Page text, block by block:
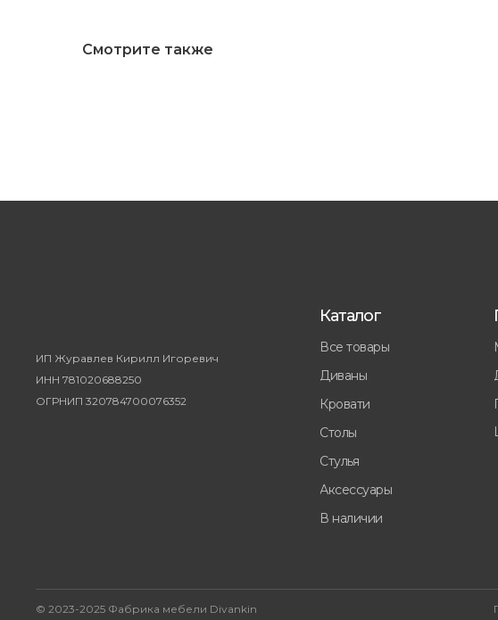
Смотрите также
Все товары
Диваны
Кровати
Стулья
Столы
Аксессуары
В наличии
Каталог
ИП Журавлев Кирилл Игоревич
ИНН 781020688250
ОГРНИП 320784700076352
© 2023-2025 Фабрика мебели Divankin